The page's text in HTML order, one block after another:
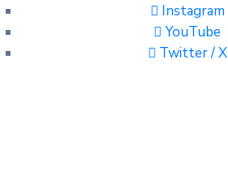
Instagram
YouTube
Twitter / X